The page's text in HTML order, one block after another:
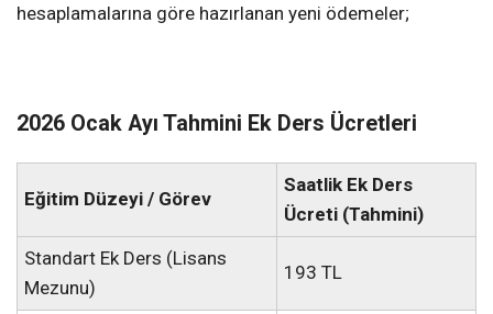
hesaplamalarına göre hazırlanan yeni ödemeler;
2026 Ocak Ayı Tahmini Ek Ders Ücretleri
Eğitim Düzeyi / Görev
Saatlik Ek Ders
Ücreti (Tahmini)
Standart Ek Ders (Lisans
Mezunu)
193 TL